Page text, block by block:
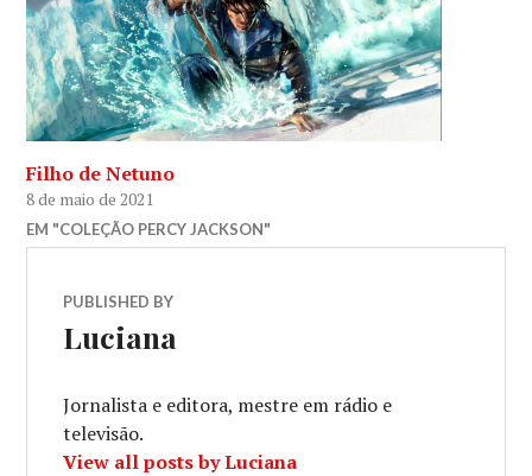
Filho de Netuno
8 de maio de 2021
EM "COLEÇÃO PERCY JACKSON"
PUBLISHED BY
Luciana
Jornalista e editora, mestre em rádio e
televisão.
View all posts by Luciana